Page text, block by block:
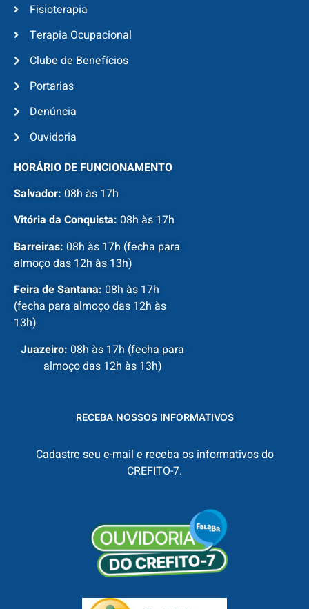
Fisioterapia
Terapia Ocupacional
Clube de Benefícios
Portarias
Denúncia
Ouvidoria
HORÁRIO DE FUNCIONAMENTO
Salvador: 08h às 17h
Vitória da Conquista: 08h às 17h
Barreiras: 08h às 17h (fecha para
almoço das 12h às 13h)
Feira de Santana: 08h às 17h
(fecha para almoço das 12h às
13h)
Juazeiro: 08h às 17h (fecha para
almoço das 12h às 13h)
RECEBA NOSSOS INFORMATIVOS
Cadastre seu e-mail e receba os informativos do
CREFITO-7.